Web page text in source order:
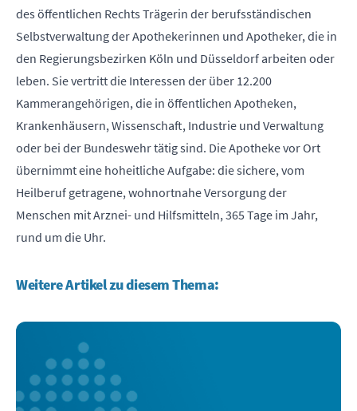
des öffentlichen Rechts Trägerin der berufsständischen
Selbstverwaltung der Apothekerinnen und Apotheker, die in
den Regierungsbezirken Köln und Düsseldorf arbeiten oder
leben. Sie vertritt die Interessen der über 12.200
Kammerangehörigen, die in öffentlichen Apotheken,
Krankenhäusern, Wissenschaft, Industrie und Verwaltung
oder bei der Bundeswehr tätig sind. Die Apotheke vor Ort
übernimmt eine hoheitliche Aufgabe: die sichere, vom
Heilberuf getragene, wohnortnahe Versorgung der
Menschen mit Arznei- und Hilfsmitteln, 365 Tage im Jahr,
rund um die Uhr.
Weitere Artikel zu diesem Thema: